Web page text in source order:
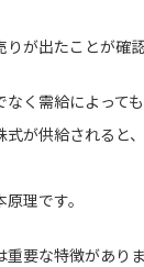
が出たことが確認
く需給によっても
式が供給されると
理です。
要な特徴がありま